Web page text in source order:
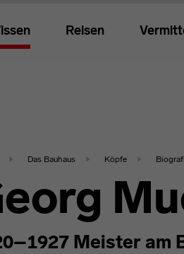
Reisen
Das Bauhaus Köpfe
Meister am